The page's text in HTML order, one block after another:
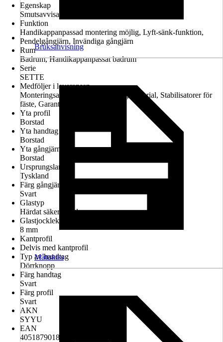
Egenskap
Smutsavvisande glasbeläggning, Konfigurerbar
Funktion
Handikappanpassad montering möjlig, Lyft-sänk-funktion,
Pendelgångjärn, Invändiga gångjärn
Rum
Badrum, Handikappanpassat badrum
Serie
SETTE
Medföljer i leveransen
Monteringsanvisningar, Monteringsmaterial, Stabilisatorer för
fäste, Garantiintyg
Yta profil
Borstad
Yta handtag
Borstad
Yta gångjärn
Borstad
Ursprungsland
Tyskland
Färg gångjärn
Svart
Glastyp
Härdat säkerhetsglas
Glastjocklek
8 mm
Kantprofil
Delvis med kantprofil
Typ av handtag
Dörrknopp
Färg handtag
Svart
Färg profil
Svart
AKN
SYYU
EAN
4051879018746
Bruksanvisning
Måttskiss